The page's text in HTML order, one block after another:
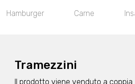
Hamburger Carne
Tramezzini
Il prodotto viene venduto a coppia